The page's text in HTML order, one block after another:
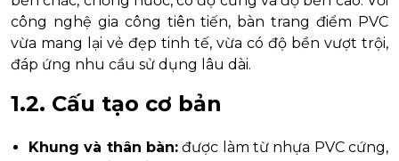
công nghệ gia công tiên tiến, bàn trang điểm PVC
vừa mang lại vẻ đẹp tinh tế, vừa có độ bền vượt trội,
đáp ứng nhu cầu sử dụng lâu dài.
1.2. Cấu tạo cơ bản
Khung và thân bàn: được làm từ nhựa PVC cứng,